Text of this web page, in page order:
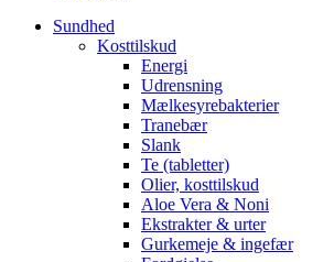
Sundhed
Kosttilskud
Energi
Udrensning
Mælkesyrebakterier
Tranebær
Slank
Te (tabletter)
Olier, kosttilskud
Aloe Vera & Noni
Ekstrakter & urter
Gurkemeje & ingefær